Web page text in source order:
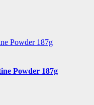
Powder 187g